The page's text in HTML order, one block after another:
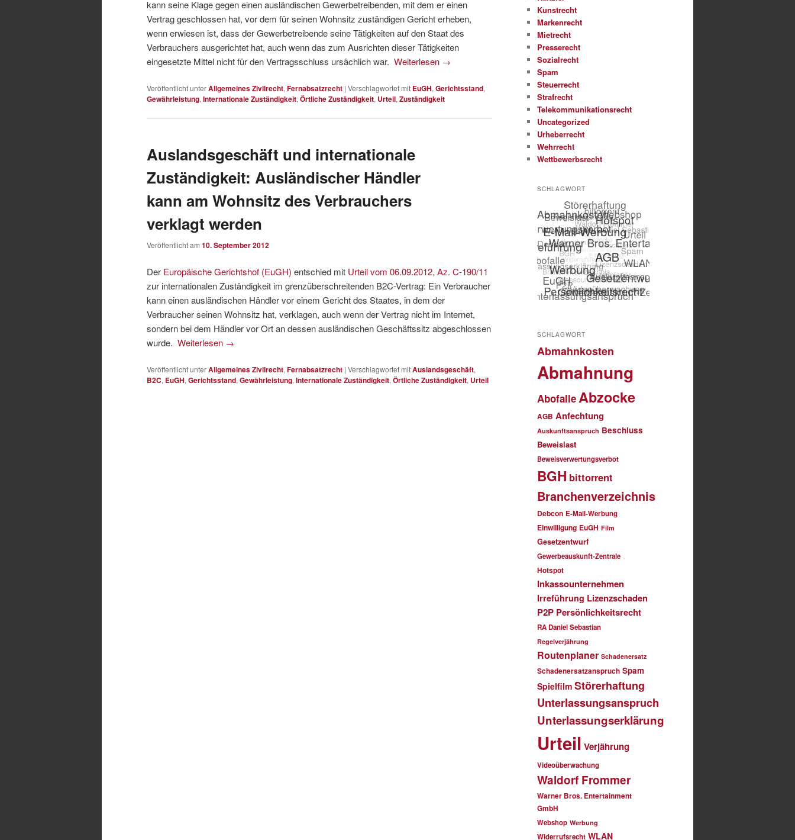
kann seine Klage gegen einen ausländischen Gewerbetreibenden, mit dem er einen
Vertrag geschlossen hat, vor dem für seinen Wohnsitz zuständigen Gericht erheben,
wenn erwiesen ist, dass der Gewerbetreibende seine Tätigkeiten auf den Staat des
Verbrauchers ausgerichtet hat, auch wenn das zum Ausrichten dieser Tätigkeiten
eingesetzte Mittel nicht für den Vertragsschluss ursächlich war. Weiterlesen →
Veröffentlicht unterAllgemeines Zivilrecht, Fernabsatzrecht | Verschlagwortet mit EuGH, Gerichtsstand,
Gewährleistung, Internationale Zuständigkeit, Örtliche Zuständigkeit, Urteil, Zuständigkeit
Auslandsgeschäft und internationale
Zuständigkeit: Ausländischer Händler
kann am Wohnsitz des Verbrauchers
verklagt werden
Veröffentlicht am 10. September 2012
Der Europäische Gerichtshof (EuGH) entschied mit Urteil vom 06.09.2012, Az. C-190/11
zur internationalen Zuständigkeit im grenzüberschreitenden B2C-Vertrag: Ein Verbraucher
kann einen ausländischen Händler vor einem Gericht des Staates, in dem der
Verbraucher seinen Wohnsitz hat, verklagen, auch wenn der Vertrag nicht im Internet,
sondern bei dem Händler vor Ort an dessen ausländischen Geschäftssitz abgeschlossen
wurde. Weiterlesen →
Veröffentlicht unterAllgemeines Zivilrecht, Fernabsatzrecht | Verschlagwortet mitAuslandsgeschäft,
B2C, EuGH, Gerichtsstand, Gewährleistung, Internationale Zuständigkeit, Örtliche Zuständigkeit, Urteil
Kunstrecht
Markenrecht
Mietrecht
Presserecht
Sozialrecht
Spam
Steuerrecht
Strafrecht
Telekommunikationsrecht
Uncategorized
Urheberrecht
Wehrrecht
Wettbewerbsrecht
SCHLAGWORT
SCHLAGWORT
Abmahnkosten
Abmahnung
AbofalleAbzocke
AGB Anfechtung
Auskunftsanspruch Beschluss
Beweislast
Beweisverwertungsverbot
BGH bittorrent
Branchenverzeichnis
Debcon E-Mail-Werbung
Einwilligung EuGH Film
Gesetzentwurf
Gewerbeauskunft-Zentrale
Hotspot
Inkassounternehmen
Irreführung Lizenzschaden
P2P Persönlichkeitsrecht
RA Daniel Sebastian
Regelverjährung
Routenplaner Schadenersatz
Schadenersatzanspruch Spam
Spielfilm Störerhaftung
Unterlassungsanspruch
Unterlassungserklärung
Urteil Verjährung
Videoüberwachung
Waldorf Frommer
Warner Bros. Entertainment
GmbH
Webshop Werbung
Widerrufsrecht WLAN